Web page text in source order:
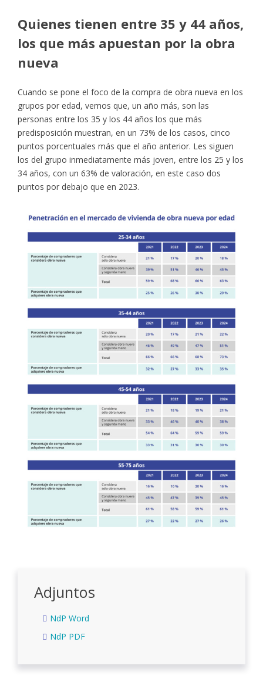
Quienes tienen entre 35 y 44 años,
los que más apuestan por la obra
nueva
Cuando se pone el foco de la compra de obra nueva en los
grupos por edad, vemos que, un año más, son las
personas entre los 35 y los 44 años los que más
predisposición muestran, en un 73% de los casos, cinco
puntos porcentuales más que el año anterior. Les siguen
los del grupo inmediatamente más joven, entre los 25 y los
34 años, con un 63% de valoración, en este caso dos
puntos por debajo que en 2023.
Adjuntos
NdP Word
NdP PDF